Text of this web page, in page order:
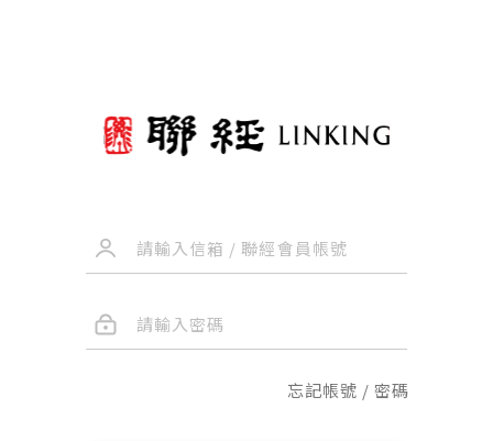
忘記帳號 / 密碼